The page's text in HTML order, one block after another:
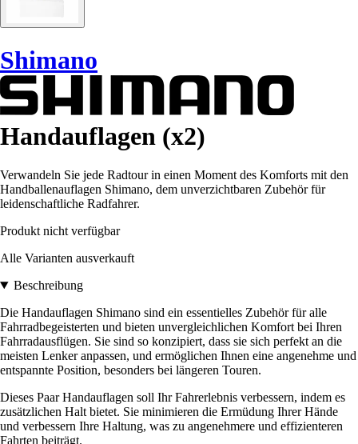
Shimano
Handauflagen (x2)
Verwandeln Sie jede Radtour in einen Moment des Komforts mit den
Handballenauflagen Shimano, dem unverzichtbaren Zubehör für
leidenschaftliche Radfahrer.
Produkt nicht verfügbar
Alle Varianten ausverkauft
Beschreibung
Die Handauflagen Shimano sind ein essentielles Zubehör für alle
Fahrradbegeisterten und bieten unvergleichlichen Komfort bei Ihren
Fahrradausflügen. Sie sind so konzipiert, dass sie sich perfekt an die
meisten Lenker anpassen, und ermöglichen Ihnen eine angenehme und
entspannte Position, besonders bei längeren Touren.
Dieses Paar Handauflagen soll Ihr Fahrerlebnis verbessern, indem es
zusätzlichen Halt bietet. Sie minimieren die Ermüdung Ihrer Hände
und verbessern Ihre Haltung, was zu angenehmere und effizienteren
Fahrten beiträgt.